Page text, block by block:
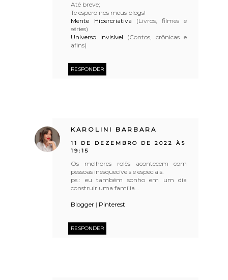
Até breve;
Te espero nos meus blogs!
Mente Hipercriativa (Livros, filmes e
séries)
Universo Invisível (Contos, crônicas e
afins)
RESPONDER
KAROLINI BARBARA
11 DE DEZEMBRO DE 2022 ÀS
19:15
Os melhores rolês acontecem com
pessoas inesquecíveis e especiais.
ps.: eu também sonho em um dia
construir uma família...
Blogger | Pinterest
RESPONDER